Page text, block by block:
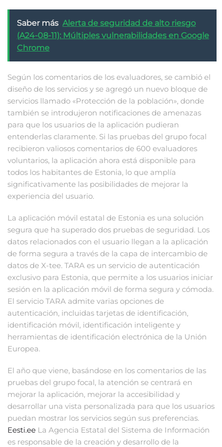
Saber más Alerta de seguridad de alto riesgo
(A24-08-11): Múltiples vulnerabilidades en Google
Chrome
Según los comentarios de los evaluadores, se cambió el
diseño de los servicios y se agregó un nuevo bloque de
servicios llamado «Protección de la población», donde
también se introdujeron notificaciones de amenazas
para que los usuarios de la aplicación pudieran
entenderlas claramente. Si las pruebas del grupo focal
recibieron valiosos comentarios de 600 evaluadores
voluntarios, la aplicación ahora está disponible para
todos los habitantes de Estonia, lo que amplía
significativamente las posibilidades de mejorar la
experiencia del usuario.
La aplicación móvil estatal de Estonia es una solución
segura que ha superado dos pruebas de seguridad. Los
datos relacionados con el usuario llegan a la aplicación
de forma segura a través de la capa de intercambio de
datos de X-tee. TARA es un servicio de autenticación
exclusivo para Estonia, que permite a los usuarios iniciar
sesión en la aplicación móvil de forma segura y cómoda.
El servicio TARA admite varias opciones de
autenticación, incluidas tarjetas de identificación,
identificación móvil, identificación inteligente y
herramientas de identificación electrónica de la Unión
Europea.
El año que viene, basándose en los comentarios de las
pruebas del grupo focal, la atención se centrará en
mejorar la aplicación, mejorar la accesibilidad y
desarrollar una vista personalizada para que los usuarios
puedan mostrar los servicios según sus preferencias.
Eesti.ee La Agencia Estatal del Sistema de Información
es responsable de la creación y desarrollo de la